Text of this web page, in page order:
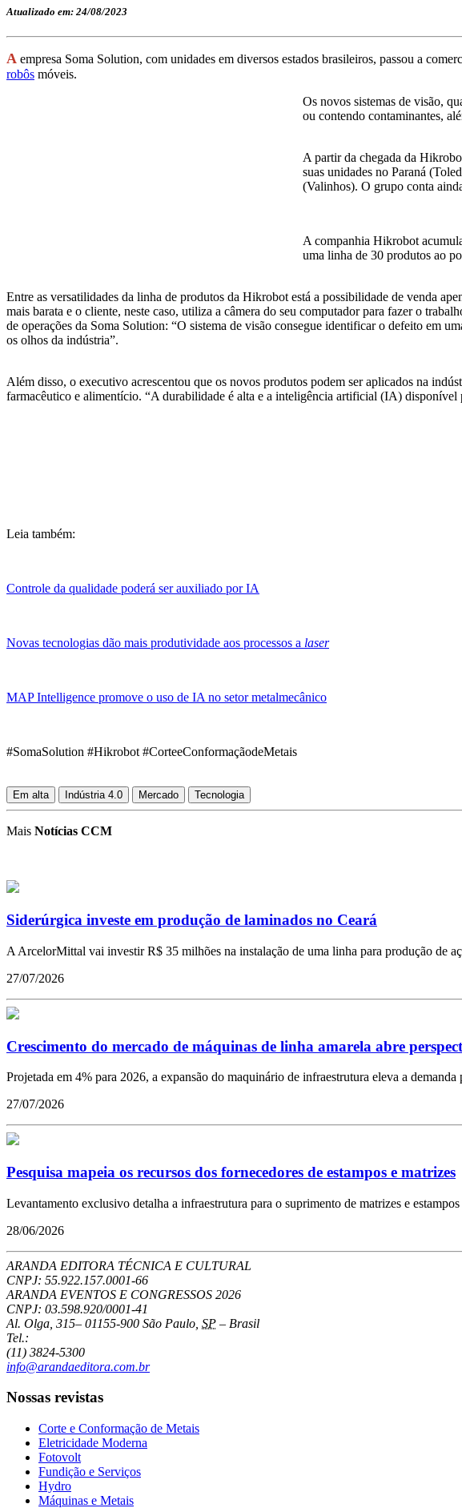
Atualizado em: 24/08/2023
A empresa Soma Solution, com unidades em diversos estados brasileiros, passou a
robôs móveis.
Os novos sistemas de visão,
ou contendo contaminantes,
A partir da chegada da
suas unidades no Paraná
(Valinhos). O grupo conta
A companhia Hikrobot
uma linha de 30 produtos ao
Entre as versatilidades da linha de produtos da Hikrobot está a possibilidade de venda
mais barata e o cliente, neste caso, utiliza a câmera do seu computador para fazer o
de operações da Soma Solution: “O sistema de visão consegue identificar o defeito em
os olhos da indústria”.
Além disso, o executivo acrescentou que os novos produtos podem ser aplicados na
farmacêutico e alimentício. “A durabilidade é alta e a inteligência artificial (IA) disponível
Leia também:
Controle da qualidade poderá ser auxiliado por IA
Novas tecnologias dão mais produtividade aos processos a laser
MAP Intelligence promove o uso de IA no setor metalmecânico
#SomaSolution #Hikrobot #CorteeConformaçãodeMetais
Em alta Indústria 4.0 Mercado Tecnologia
Mais Notícias CCM
Siderúrgica investe em produção de laminados no Ceará
A ArcelorMittal vai investir R$ 35 milhões na instalação de uma linha para produção de
27/07/2026
Crescimento do mercado de máquinas de linha amarela abre
Projetada em 4% para 2026, a expansão do maquinário de infraestrutura eleva a demanda
27/07/2026
Pesquisa mapeia os recursos dos fornecedores de estampos e matrizes
Levantamento exclusivo detalha a infraestrutura para o suprimento de matrizes e
28/06/2026
ARANDA EDITORA TÉCNICA E CULTURAL
CNPJ: 55.922.157.0001-66
ARANDA EVENTOS E CONGRESSOS 2026
CNPJ: 03.598.920/0001-41
Al. Olga, 315– 01155-900 São Paulo SP – Brasil
Tel.:
(11) 3824-5300
info@arandaeditora.com.br
Nossas revistas
Corte e Conformação de Metais
Eletricidade Moderna
Fotovolt
Fundição e Serviços
Hydro
Máquinas e Metais